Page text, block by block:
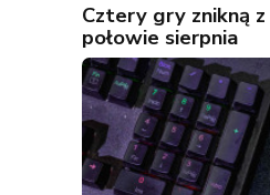
Cztery gry znikną
połowie sierpnia